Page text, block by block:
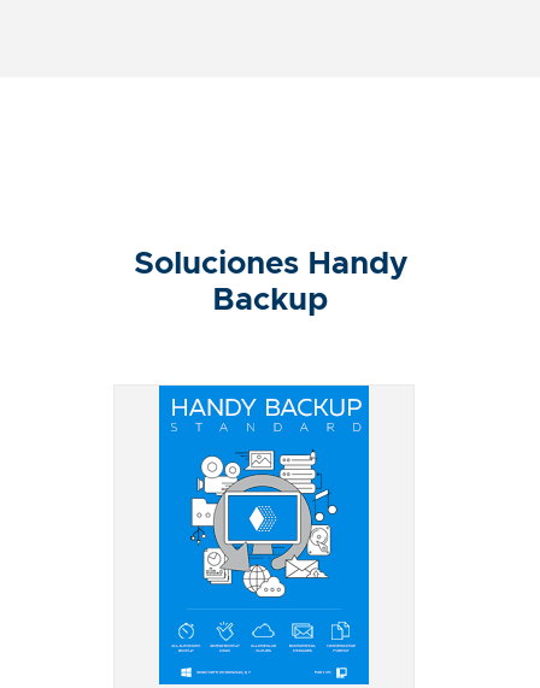
Soluciones Handy
Backup